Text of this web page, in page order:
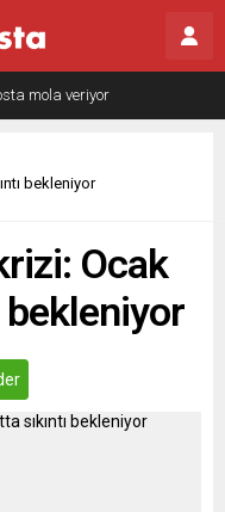
mola veriyor
bekleniyor
Ocak
bekleniyor